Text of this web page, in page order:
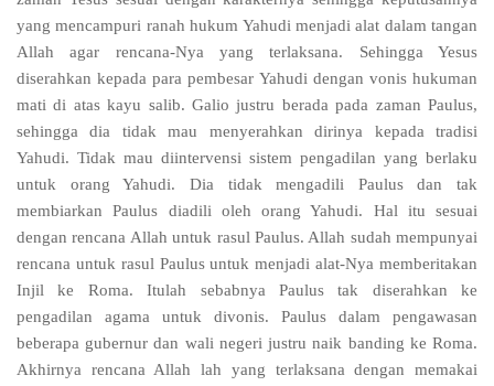
yang mencampuri ranah hukum Yahudi menjadi alat dalam tangan
Allah agar rencana-Nya yang terlaksana. Sehingga Yesus
diserahkan kepada para pembesar Yahudi dengan vonis hukuman
mati di atas kayu salib. Galio justru berada pada zaman Paulus,
sehingga dia tidak mau menyerahkan dirinya kepada tradisi
Yahudi. Tidak mau diintervensi sistem pengadilan yang berlaku
untuk orang Yahudi. Dia tidak mengadili Paulus dan tak
membiarkan Paulus diadili oleh orang Yahudi. Hal itu sesuai
dengan rencana Allah untuk rasul Paulus. Allah sudah mempunyai
rencana untuk rasul Paulus untuk menjadi alat-Nya memberitakan
Injil ke Roma. Itulah sebabnya Paulus tak diserahkan ke
pengadilan agama untuk divonis. Paulus dalam pengawasan
beberapa gubernur dan wali negeri justru naik banding ke Roma.
Akhirnya rencana Allah lah yang terlaksana dengan memakai